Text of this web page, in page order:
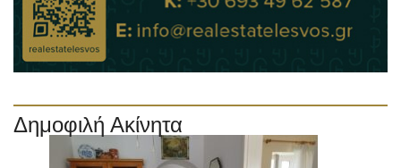
Δημοφιλή Ακίνητα